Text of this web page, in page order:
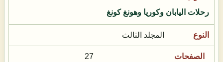
رحلات اليابان وكوريا وهونغ كونغ
المجلد الثالث
27